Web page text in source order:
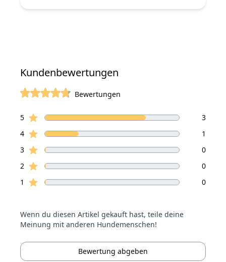
Kundenbewertungen
Bewertungen
Bewertungen
5Sterne Bewertungen
3
4Sterne Bewertungen
1
3Sterne Bewertungen
0
2 Sterne Bewertungen
0
1
Sterne Bewertungen 0
Wenn du diesen Artikel gekauft hast, teile deine
Meinung mit anderen Hundemenschen!
Bewertung abgeben